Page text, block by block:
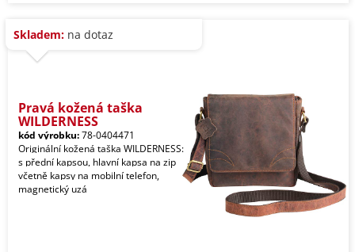
Skladem: na dotaz
Pravá kožená taška
WILDERNESS
kód výrobku:78-0404471
Originální kožená taška WILDERNESS:
s přední kapsou, hlavní kapsa na zip
včetně kapsy na mobilní telefon,
magnetický uzá